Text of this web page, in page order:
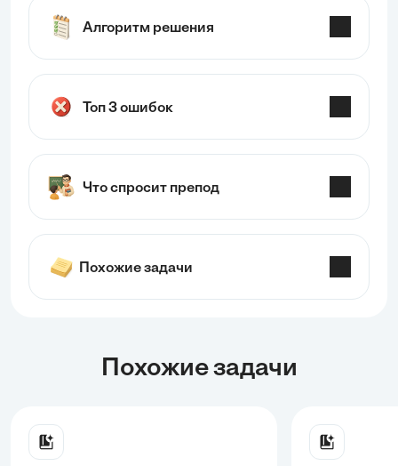
Алгоритм решения
Топ 3 ошибок
Что спросит препод
Похожие задачи
Похожие задачи